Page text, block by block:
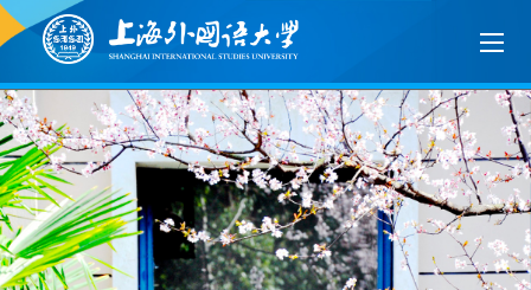
WELCOME TO SISU
SISU welcomes new students with flexible
measures as pandemic subsides